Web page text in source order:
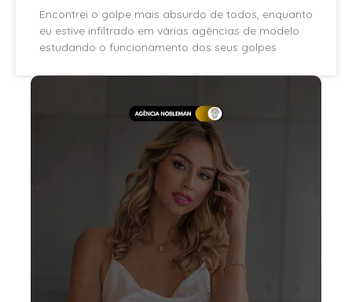
Encontrei o golpe mais absurdo de todos, enquanto
eu estive infiltrado em várias agências de modelo
estudando o funcionamento dos seus golpes